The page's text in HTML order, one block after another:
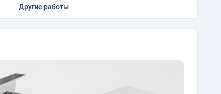
Другие работы